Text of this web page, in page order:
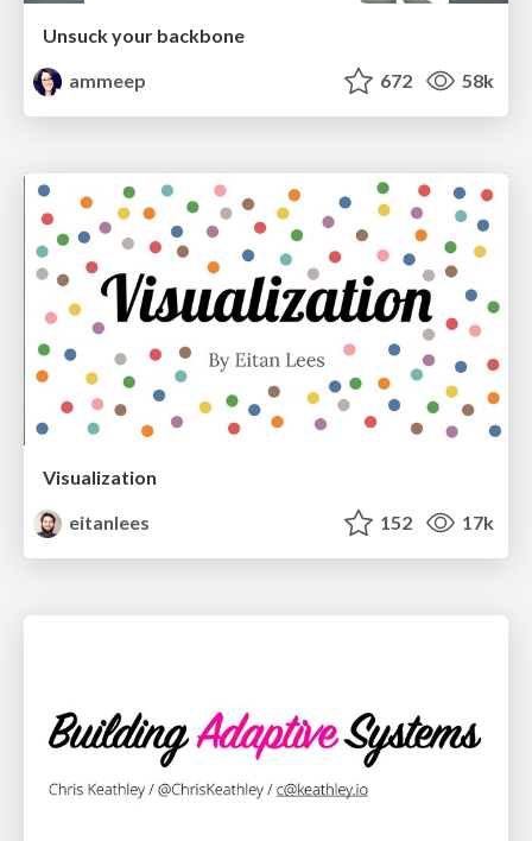
Unsuck your backbone
ammeep
672 58k
Visualization
eitanlees
152 17k